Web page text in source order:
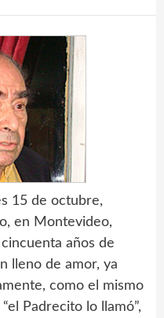
15 de octubre,
en Montevideo,
años de
lleno de amor, ya
como el mismo
Padrecito lo llamó”,